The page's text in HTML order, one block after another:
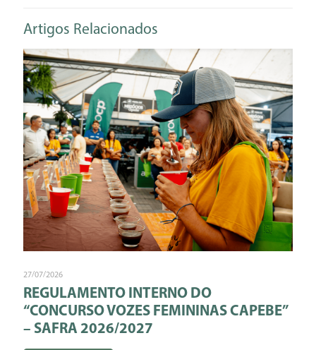
Artigos Relacionados
27/07/2026
REGULAMENTO INTERNO DO
“CONCURSO VOZES FEMININAS CAPEBE”
– SAFRA 2026/2027